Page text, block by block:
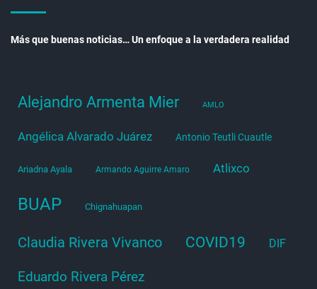
Más que buenas noticias… Un enfoque a la verdadera realidad
Alejandro Armenta Mier AMLO
Angélica Alvarado Juárez Antonio Teutli Cuautle
Ariadna Ayala Armando Aguirre Amaro Atlixco
BUAP Chignahuapan
Claudia Rivera Vivanco COVID19 DIF
Eduardo Rivera Pérez